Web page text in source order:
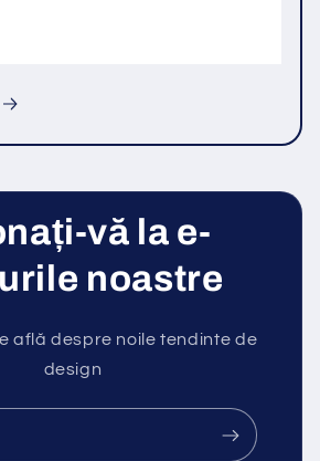
vă la e-
noastre
află despre noile tendinte de
design